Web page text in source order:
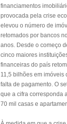
financiamentos
provocada pela crise
elevou o número de
retomados por bancos
anos. Desde o começo
cinco maiores
financeiras do país
11,5 bilhões em imóveis
falta de pagamento. O
que a cifra corresponda
70 mil casas e